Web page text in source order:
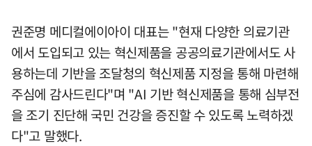
권준명 메디컬에이아이 대표는 "현재 다양한 의료기관
에서 도입되고 있는 혁신제품을 공공의료기관에서도 사
용하는데 기반을 조달청의 혁신제품 지정을 통해 마련해
주심에 감사드린다"며 "AI 기반 혁신제품을 통해 심부전
을 조기 진단해 국민 건강을 증진할 수 있도록 노력하겠
다"고 말했다.